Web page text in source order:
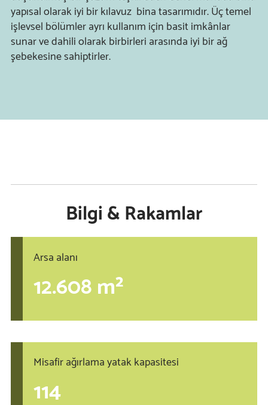
yapısal olarak iyi bir kılavuz bina tasarımıdır. Üç temel
işlevsel bölümler ayrı kullanım için basit imkânlar
sunar ve dahili olarak birbirleri arasında iyi bir ağ
şebekesine sahiptirler.
Bilgi & Rakamlar
Arsa alanı
12.608 m²
Misafir ağırlama yatak kapasitesi
114